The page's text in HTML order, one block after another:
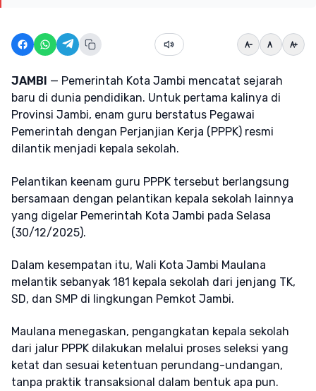
JAMBI — Pemerintah Kota Jambi mencatat sejarah
baru di dunia pendidikan. Untuk pertama kalinya di
Provinsi Jambi, enam guru berstatus Pegawai
Pemerintah dengan Perjanjian Kerja (PPPK) resmi
dilantik menjadi kepala sekolah.
Pelantikan keenam guru PPPK tersebut berlangsung
bersamaan dengan pelantikan kepala sekolah lainnya
yang digelar Pemerintah Kota Jambi pada Selasa
(30/12/2025).
Dalam kesempatan itu, Wali Kota Jambi Maulana
melantik sebanyak 181 kepala sekolah dari jenjang TK,
SD, dan SMP di lingkungan Pemkot Jambi.
Maulana menegaskan, pengangkatan kepala sekolah
dari jalur PPPK dilakukan melalui proses seleksi yang
ketat dan sesuai ketentuan perundang-undangan,
tanpa praktik transaksional dalam bentuk apa pun.